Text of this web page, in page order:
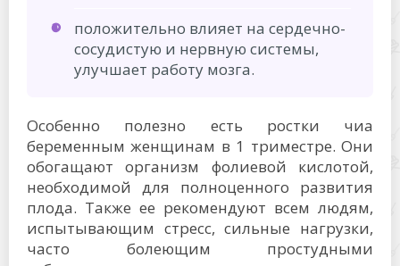
положительно влияет на сердечно-
сосудистую и нервную системы,
улучшает работу мозга.
Особенно полезно есть ростки чиа
беременным женщинам в 1 триместре. Они
обогащают организм фолиевой кислотой,
необходимой для полноценного развития
плода. Также ее рекомендуют всем людям,
испытывающим стресс, сильные нагрузки,
часто болеющим простудными